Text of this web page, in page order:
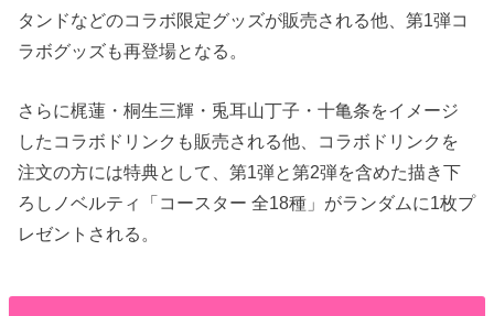
タンドなどのコラボ限定グッズが販売される他、第1弾コ
ラボグッズも再登場となる。
さらに梶蓮・桐生三輝・兎耳山丁子・十亀条をイメージ
したコラボドリンクも販売される他、コラボドリンクを
注文の方には特典として、第1弾と第2弾を含めた描き下
ろしノベルティ「コースター 全18種」がランダムに1枚プ
レゼントされる。